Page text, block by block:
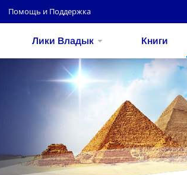
Помощь и Поддержка
Лики Владык Книги